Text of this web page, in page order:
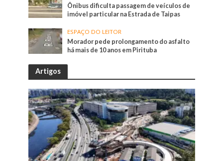
Ônibus dificulta passagem de veículos de
imóvel particular na Estrada de Taipas
ESPAÇO DO LEITOR
Morador pede prolongamento do asfalto
há mais de 10 anos em Pirituba
Artigos